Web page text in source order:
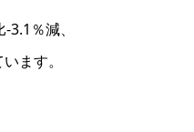
％減、
ます。